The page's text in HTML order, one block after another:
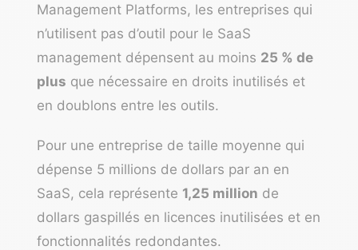
Management Platforms, les entreprises qui
n’utilisent pas d’outil pour le SaaS
management dépensent au moins 25 % de
plus que nécessaire en droits inutilisés et
en doublons entre les outils.
Pour une entreprise de taille moyenne qui
dépense 5 millions de dollars par an en
SaaS, cela représente 1,25 million de
dollars gaspillés en licences inutilisées et en
fonctionnalités redondantes.